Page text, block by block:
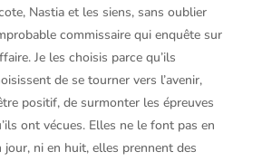
Nastia et les siens, sans oublier
commissaire qui enquête sur
Je les choisis parce qu’ils
de se tourner vers l’avenir,
positif, de surmonter les épreuves
ont vécues. Elles ne le font pas en
jour, ni en huit, elles prennent des